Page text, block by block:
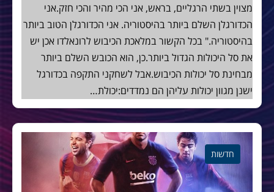
מצוין בשתי הרגליים, בראש, אני הכי מהיר והכי חזק.אני
הכדורגלן השלם ביותר בהיסטוריה. אני הכדורגלן הטוב ביותר
בהיסטוריה." בכל הקשור במלאכת הכיבוש לרונאלדו אכן יש
את סל היכולות הגדול ביותר.כן, הוא הכובש השלם ביותר
מבחינת סל יכולות הכיבוש.אבל לשחקני התקפה בכדורגל
ישנן מגוון יכולות עליהן הם נמדדים:יכולת…
חדשות